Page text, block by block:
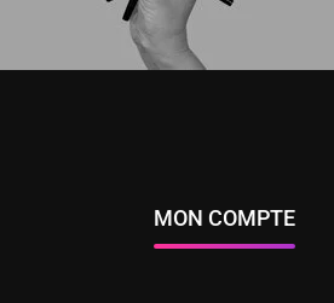
MON COMPTE